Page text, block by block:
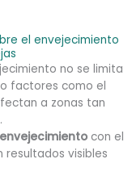
el envejecimiento
no se limita
factores como el
a zonas tan
con el
resultados visibles